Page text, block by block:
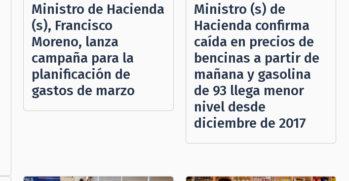
Ministro de Hacienda
(s), Francisco
Moreno, lanza
campaña para la
planificación de
gastos de marzo
Ministro (s) de
Hacienda confirma
caída en precios de
bencinas a partir de
mañana y gasolina
de 93 llega menor
nivel desde
diciembre de 2017